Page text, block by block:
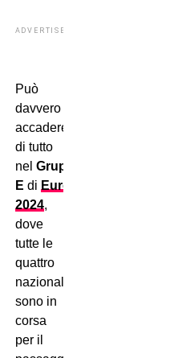
ADVERTISEMENT
Può
davvero
accadere
di tutto
nel Gruppo
E di Euro
2024,
dove
tutte le
quattro
nazionali
sono in
corsa
per il